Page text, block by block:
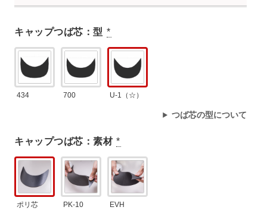
キャップつば芯：型 *
434 700 U-1（☆）
つば芯の型について
キャップつば芯：素材 *
ポリ芯
PK-10 EVH